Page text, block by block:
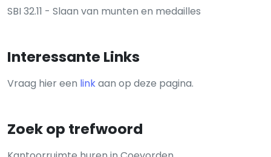
SBI 32.11 - Slaan van munten en medailles
Interessante Links
Vraag hier een linkaan op deze pagina.
Zoek op trefwoord